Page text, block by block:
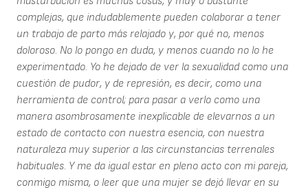
complejas, que indudablemente pueden colaborar a tener
un trabajo de parto más relajado y, por qué no, menos
doloroso. No lo pongo en duda, y menos cuando no lo he
experimentado. Yo he dejado de ver la sexualidad como una
cuestión de pudor, y de represión, es decir, como una
herramienta de control; para pasar a verlo como una
manera asombrosamente inexplicable de elevarnos a un
estado de contacto con nuestra esencia, con nuestra
naturaleza muy superior a las circunstancias terrenales
habituales. Y me da igual estar en pleno acto con mi pareja,
conmigo misma, o leer que una mujer se dejó llevar en su